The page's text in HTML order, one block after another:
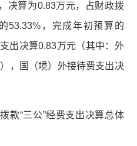
决算为0.83万元，占财政拨
53.33%，完成年初预算的
出决算0.83万元（其中：外
，国（境）外接待费支出决
款“三公”经费支出决算总体